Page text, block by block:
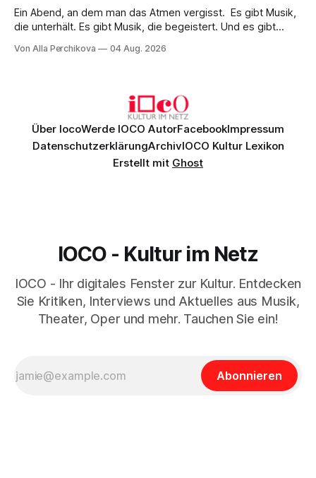
Ein Abend, an dem man das Atmen vergisst. Es gibt Musik,
die unterhält. Es gibt Musik, die begeistert. Und es gibt
Genau so war der Abend im Kurhaus Wiesbaden, an dem
Von Alla Perchikova 04 Aug. 2026
Über IocoWerde IOCO AutorFacebookImpressum
DatenschutzerklärungArchivIOCO Kultur Lexikon
Erstellt mit Ghost
IOCO - Kultur im Netz
IOCO - Ihr digitales Fenster zur Kultur. Entdecken
Sie Kritiken, Interviews und Aktuelles aus Musik,
Theater, Oper und mehr. Tauchen Sie ein!
Abonnieren